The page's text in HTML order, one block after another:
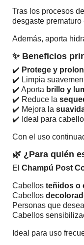
Tras los procesos
desgaste prematuro
Además, aporta
✨ Beneficios
✔️ Protege y
✔️ Limpia
✔️ Aporta brillo y
✔️ Reduce la
✔️ Mejora la
✔️ Ideal para
Con el uso
🌿 ¿Para quién
El Champú Post
Cabellos teñidos o
Cabellos
Personas que
Cabellos
Ideal para uso